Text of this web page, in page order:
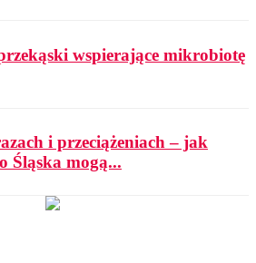
wspierające mikrobiotę
i przeciążeniach – jak
Śląska mogą...